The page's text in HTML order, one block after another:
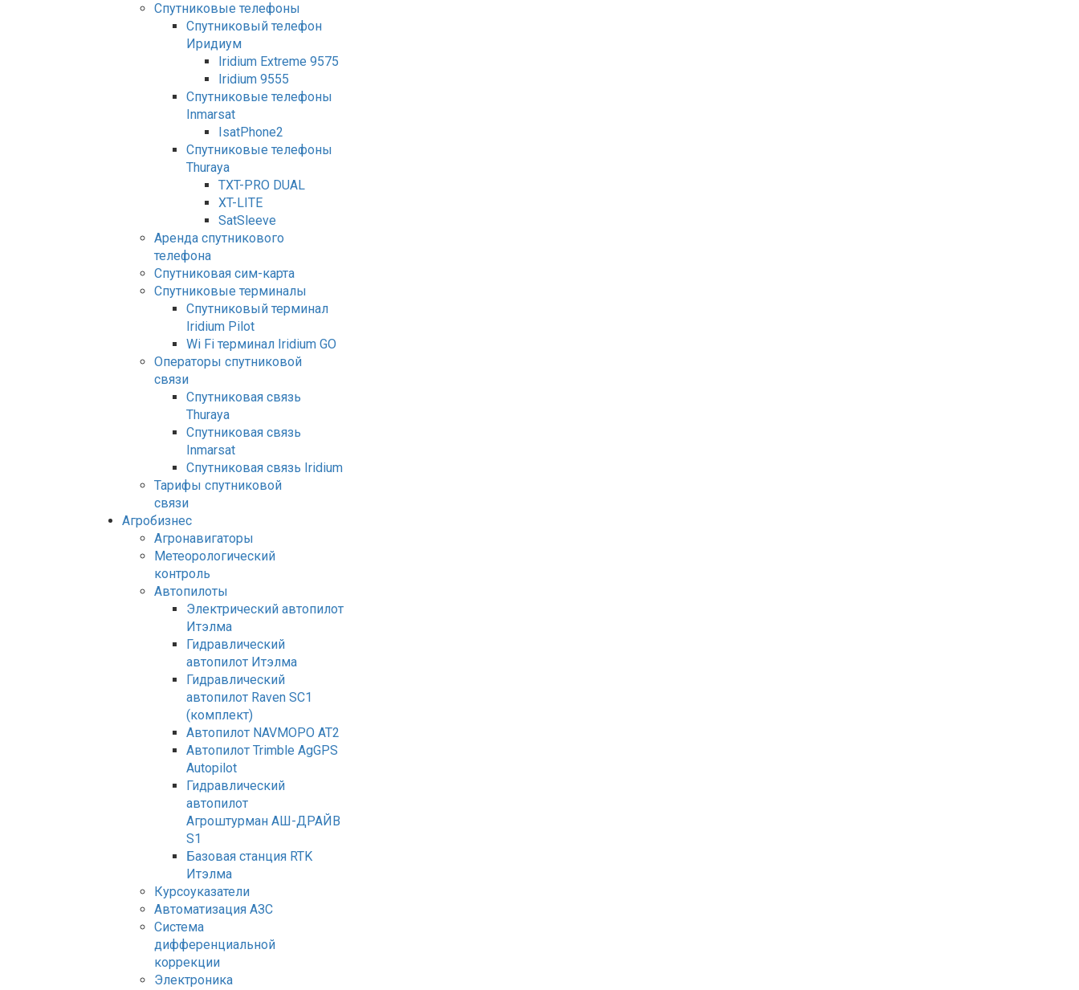
Спутниковые телефоны
Спутниковый телефон
Иридиум
Iridium Extreme 9575
Iridium 9555
Спутниковые телефоны
Inmarsat
IsatPhone2
Спутниковые телефоны
Thuraya
TXT-PRO DUAL
XT-LITE
SatSleeve
Аренда спутникового
телефона
Спутниковая сим-карта
Спутниковые терминалы
Спутниковый терминал
Iridium Pilot
Wi Fi терминал Iridium GO
Операторы спутниковой
связи
Спутниковая связь
Thuraya
Спутниковая связь
Inmarsat
Спутниковая связь Iridium
Тарифы спутниковой
связи
Агробизнес
Агронавигаторы
Метеорологический
контроль
Автопилоты
Электрический автопилот
Итэлма
Гидравлический
автопилот Итэлма
Гидравлический
автопилот Raven SC1
(комплект)
Автопилот NAVMOPO AT2
Автопилот Trimble AgGPS
Autopilot
Гидравлический
автопилот
Агроштурман АШ-ДРАЙВ
S1
Базовая станция RTK
Итэлма
Курсоуказатели
Автоматизация АЗС
Система
дифференциальной
коррекции
Электроника